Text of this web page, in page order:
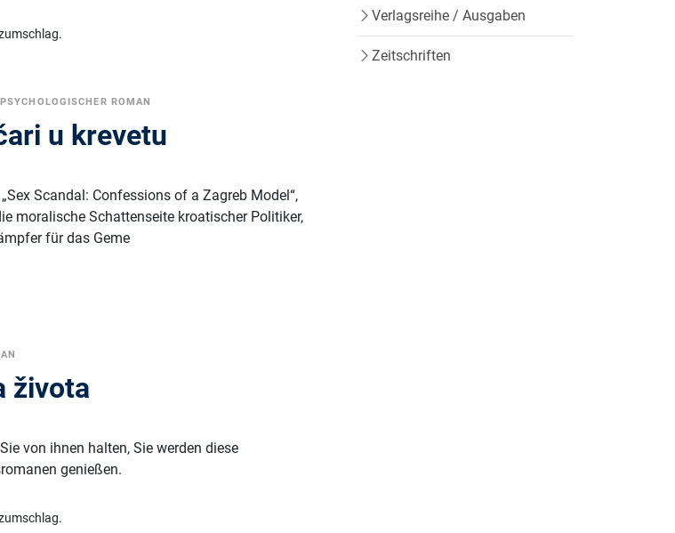
PSYCHOLOGISCHER ROMAN
u krevetu
Scandal: Confessions of a Zagreb Model“,
moralische Schattenseite kroatischer Politiker,
für das Geme
života
von ihnen halten, Sie werden diese
genießen.
Verlagsreihe / Ausgaben
Zeitschriften